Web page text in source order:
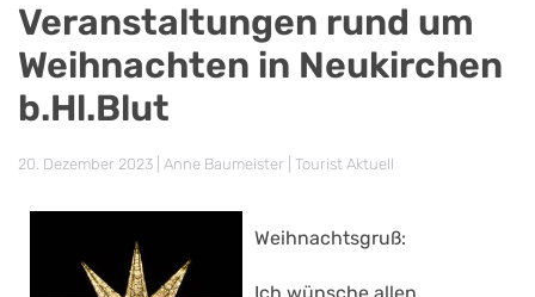
Veranstaltungen rund um
Weihnachten in Neukirchen
b.Hl.Blut
20. Dezember 2023 | Anne Baumeister | Tourist Aktuell
Weihnachtsgruß: